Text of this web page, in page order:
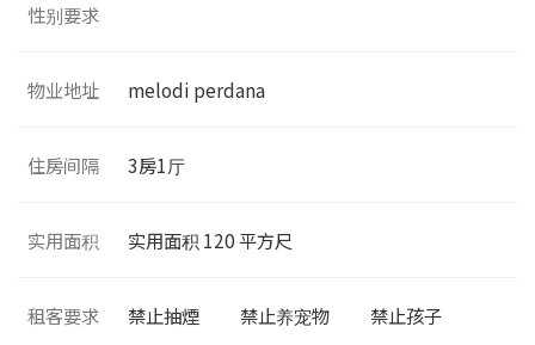
性别要求
物业地址 melodi perdana
住房间隔 3房1厅
实用面积 实用面积 120平方尺
租客要求 禁止抽煙 禁止养宠物 禁止孩子